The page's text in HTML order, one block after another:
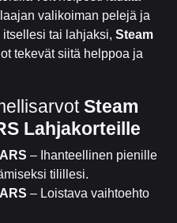
valikoiman pelejä ja
tai lahjaksi, Steam
tekevät siitä helppoa ja
Steam
Lahjakorteille
– Ihanteellinen pienille
tilillesi.
– Loistava vaihtoehto